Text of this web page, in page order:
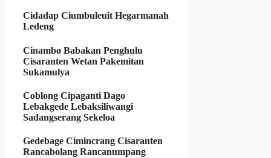
Cidadap Ciumbuleuit Hegarmanah
Ledeng
Cinambo Babakan Penghulu
Cisaranten Wetan Pakemitan
Sukamulya
Coblong Cipaganti Dago
Lebakgede Lebaksiliwangi
Sadangserang Sekeloa
Gedebage Cimincrang Cisaranten
Rancabolang Rancanumpang